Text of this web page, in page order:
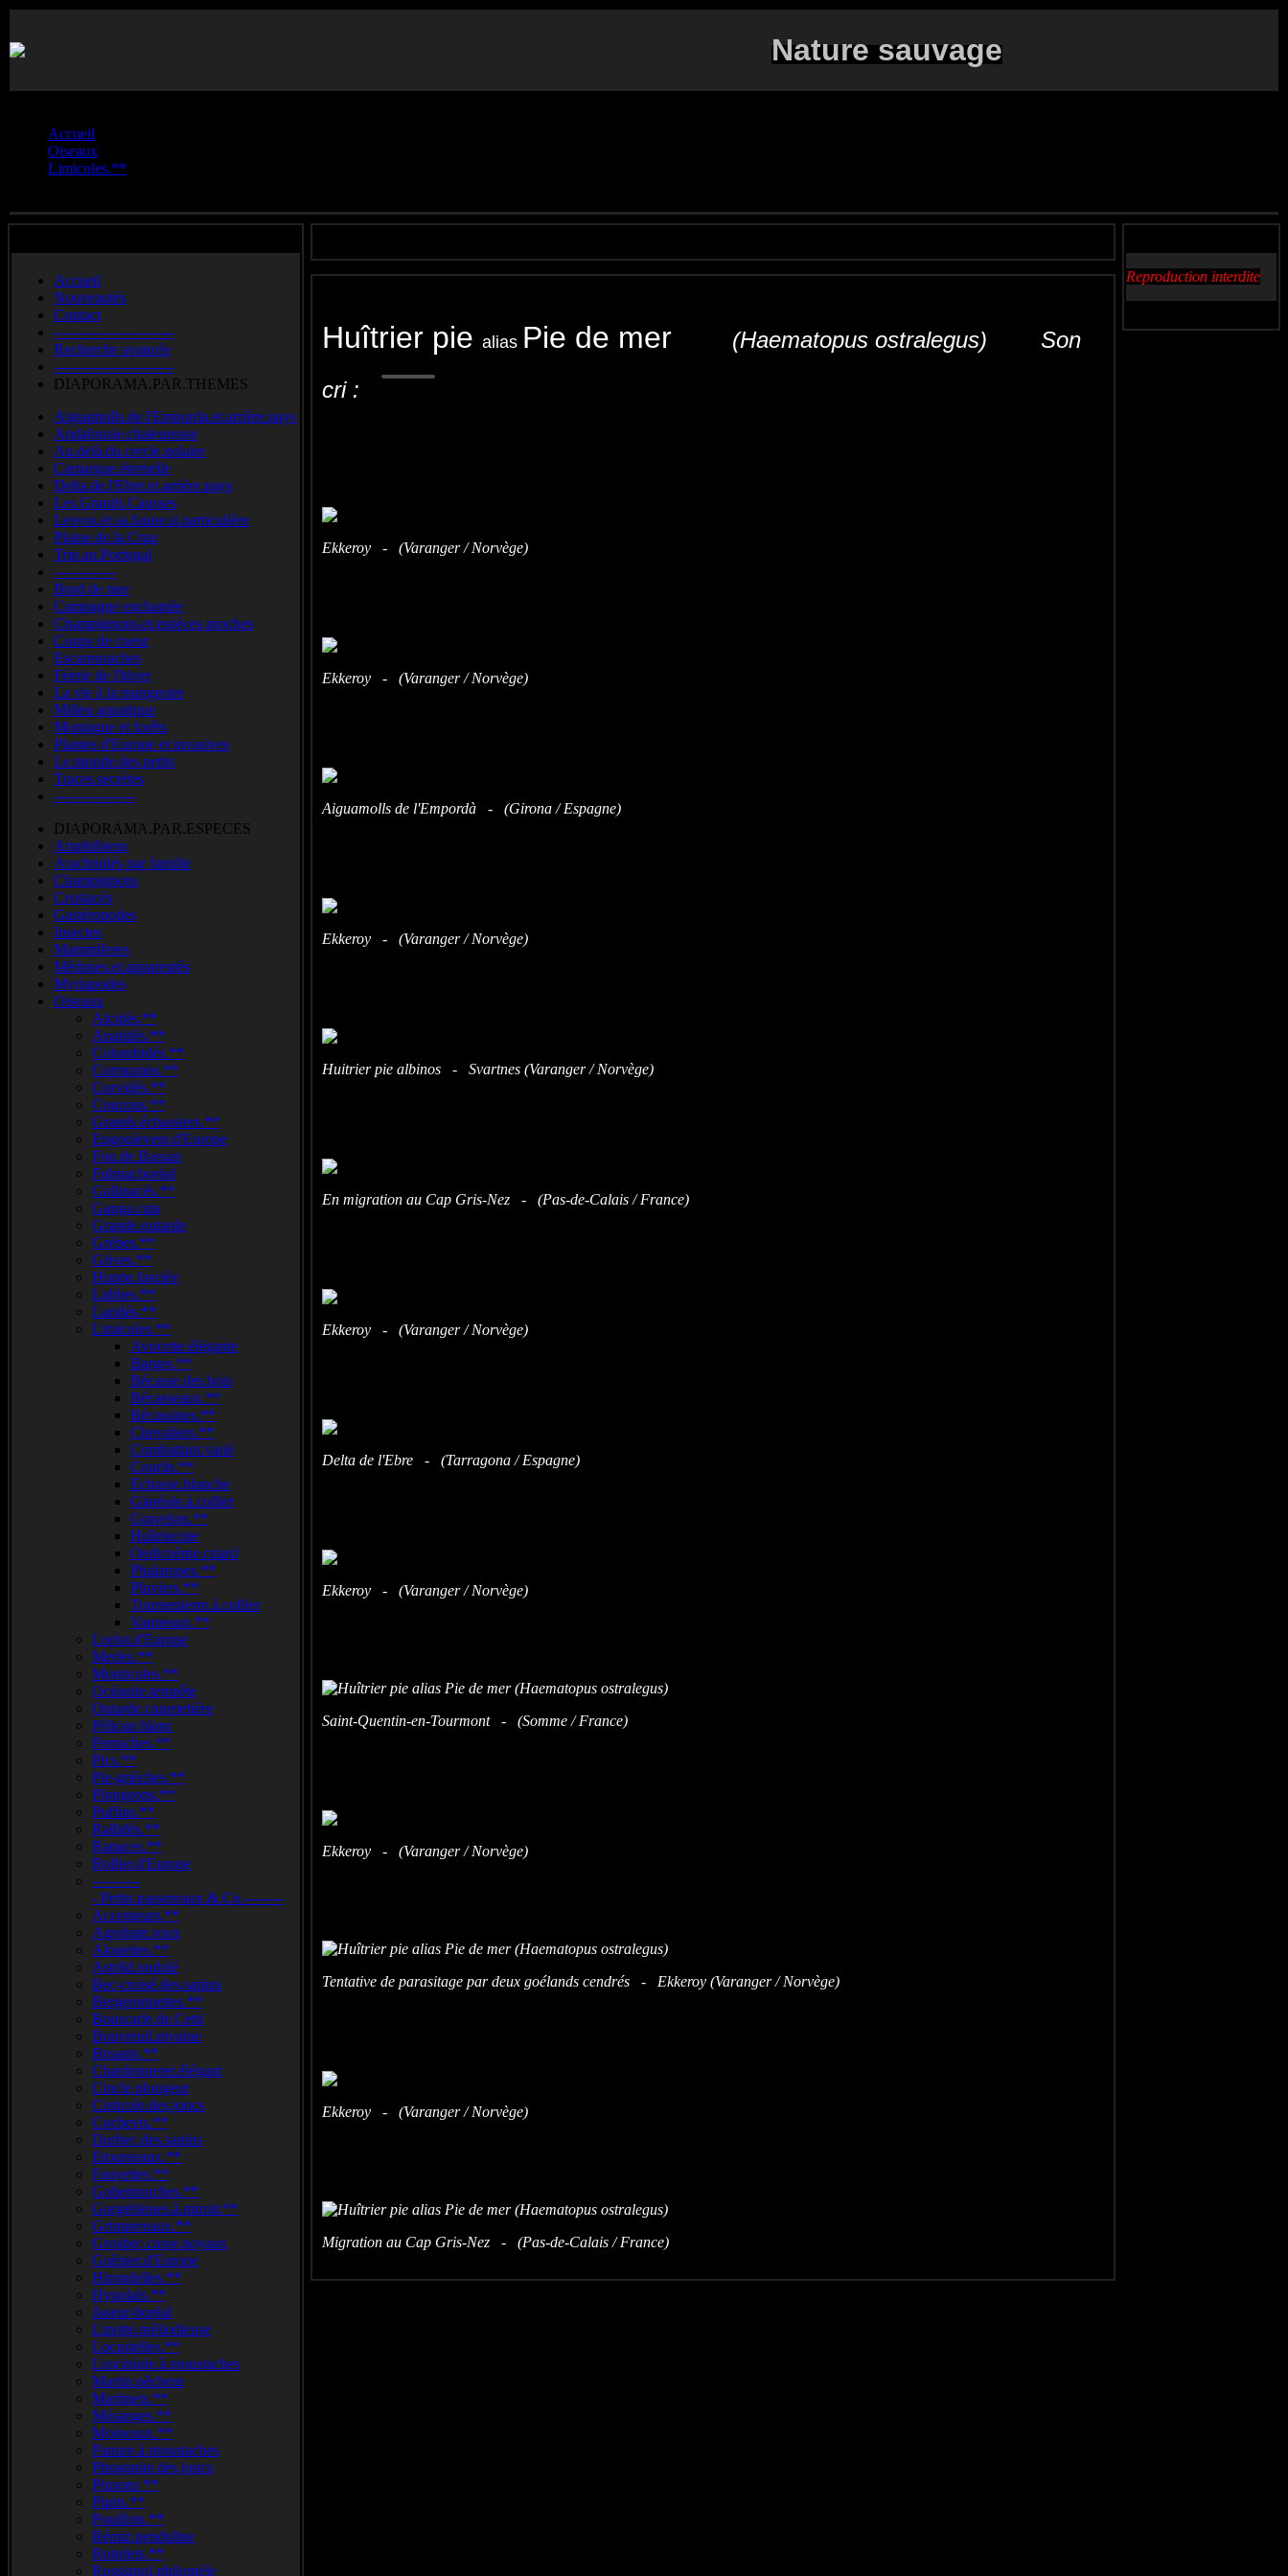
Nature sauvage
Accueil
Oiseaux
Limicoles.**
Accueil
Nouveautés
Contact
-------------------------
Recherche avancée
-------------------------
DIAPORAMA.PAR.THEMES
Aiguamolls.de.l'Emporda.et.arrière.pays
Andalousie.chaleureuse
Au.delà.du.cercle.polaire
Camargue.éternelle
Delta.de.l'Ebre.et.arrière.pays
Les.Grands.Causses
Lesvos.et.sa.faune.si.particulière
Plaine.de.la.Crau
Trip.au.Portugal
-------------
Bord de mer
Campagne enchantée
Champignons.et.espèces.proches
Coups de coeur
Escarmouches
Féerie de l'hiver
La vie à la mangeoire
Milieu aquatique
Montagne et forêts
Plantes d'Europe et invasives
Le.monde.des.petits
Traces.secrètes
-----------------
DIAPORAMA.PAR.ESPECES
Amphibiens
Arachnidés par famille
Champignons
Crustacés
Gastéropodes
Insectes
Mammiferes
Méduses.et.apparentés
Myriapodes
Oiseaux
Alcidés.**
Anatidés.**
Colombidés.**
Cormorans.**
Corvidés.**
Coucous.**
Grands.échassiers.**
Engoulevent.d'Europe
Fou.de.Bassan
Fulmar.boréal
Gallinacés.**
Ganga.cata
Grande.outarde
Grèbes.**
Grives.**
Huppe.fasciée
Labbes.**
Laridés.**
Limicoles.**
Avocette.élégante
Barges.**
Bécasse.des.bois
Bécasseaux.**
Bécassines.**
Chevaliers.**
Combattant.varié
Courlis.**
Echasse.blanche
Glaréole.à.collier
Gravelots.**
Huîtrier.pie
Oedicnème.criard
Phalaropes.**
Pluviers.**
Tournepierre.à.collier
Vanneaux.**
Loriot.d'Europe
Merles.**
Monticoles.**
Océanite.tempête
Outarde.canepetière
Pélican blanc
Perruches.**
Pics.**
Pie-grièches.**
Plongeons.**
Puffins.**
Rallidés.**
Rapaces.**
Rollier.d'Europe
----------
-.Petits.passereaux.&.Co.--------
Accenteurs.**
Agrobate.roux
Alouettes.**
Astrild.ondulé
Bec-croisé.des.sapins
Bergeronnettes.**
Bouscarle.de.Cetti
Bouvreuil.pivoine
Bruants.**
Chardonneret.élégant
Cincle.plongeur
Cisticole.des.joncs
Cochevis.**
Durbec.des.sapins
Etourneaux.**
Fauvettes.**
Gobemouches.**
Gorgebleues.à.miroir.**
Grimpereaux.**
Grosbec.casse.noyaux
Guêpier.d'Europe
Hirondelles.**
Hypolaïs.**
Jaseur-boréal
Linotte.méliodieuse
Locustelles.**
Lusciniole.à.moustaches
Martin.pêcheur
Martinets.**
Mésanges.**
Moineaux.**
Panure.à.moustaches
Phragmite.des.joncs
Pinsons **
Pipits.**
Pouillots.**
Rémiz.penduline
Roitelets.**
Rossignol.philomèle
Huîtrier pie alias Pie de mer
(Haematopus ostralegus) Son
cri :
Ekkeroy - (Varanger / Norvège)
Ekkeroy - (Varanger / Norvège)
Aiguamolls de l'Empordà - (Girona / Espagne)
Ekkeroy - (Varanger / Norvège)
Huitrier pie albinos - Svartnes (Varanger / Norvège)
En migration au Cap Gris-Nez - (Pas-de-Calais / France)
Ekkeroy - (Varanger / Norvège)
Delta de l'Ebre - (Tarragona / Espagne)
Ekkeroy - (Varanger / Norvège)
Saint-Quentin-en-Tourmont - (Somme / France)
Ekkeroy - (Varanger / Norvège)
Tentative de parasitage par deux goélands cendrés - Ekkeroy (Varanger / Norvège)
Ekkeroy - (Varanger / Norvège)
Migration au Cap Gris-Nez - (Pas-de-Calais / France)
Reproduction interdite